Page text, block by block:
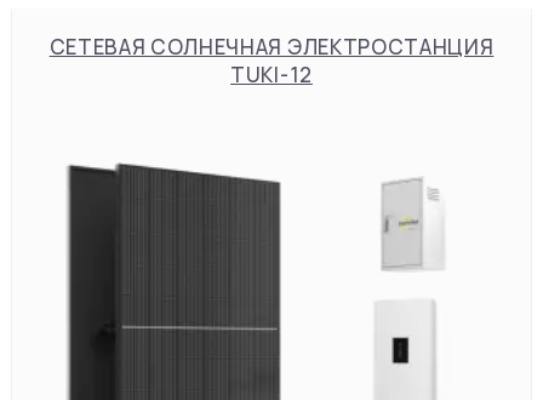
СЕТЕВАЯ СОЛНЕЧНАЯ ЭЛЕКТРОСТАНЦИЯ
TUKI-12